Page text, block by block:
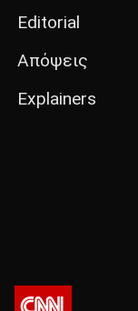
Editorial
Απόψεις
Explainers